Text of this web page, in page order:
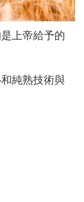
上帝給予的
純熟技術與